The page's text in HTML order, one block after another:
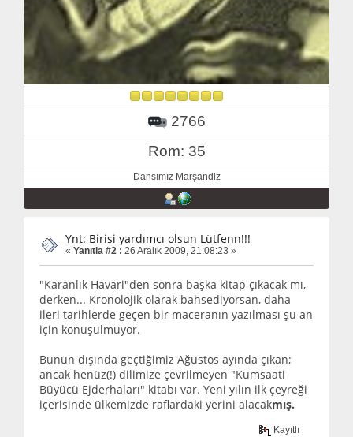
2766
Rom: 35
Dansımız Marşandiz
Ynt: Birisi yardımcı olsun Lütfenn!!!
« Yanıtla #2 : 26 Aralık 2009, 21:08:23 »
"Karanlık Havari"den sonra başka kitap çıkacak mı,
derken... Kronolojik olarak bahsediyorsan, daha
ileri tarihlerde geçen bir maceranın yazılması şu an
için konuşulmuyor.
Bunun dışında geçtiğimiz Ağustos ayında çıkan;
ancak henüz(!) dilimize çevrilmeyen "Kumsaati
Büyücü Ejderhaları" kitabı var. Yeni yılın ilk çeyreği
içerisinde ülkemizde raflardaki yerini alacakmış.
Kayıtlı